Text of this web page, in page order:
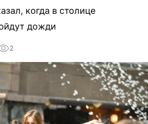
когда в столице
дожди
2